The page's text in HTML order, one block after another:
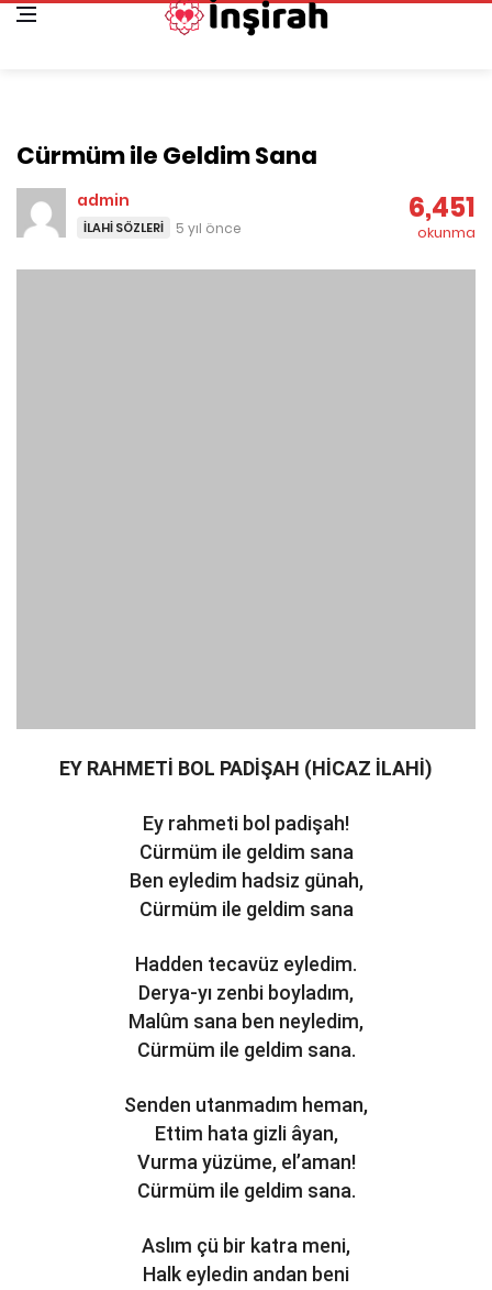
Cürmüm ile Geldim Sana
admin
İLAHI SÖZLERI 5 yıl önce
6,451
okunma
EY RAHMETİ BOL PADİŞAH (HİCAZ İLAHİ)
Ey rahmeti bol padişah!
Cürmüm ile geldim sana
Ben eyledim hadsiz günah,
Cürmüm ile geldim sana
Hadden tecavüz eyledim.
Derya-yı zenbi boyladım,
Malûm sana ben neyledim,
Cürmüm ile geldim sana.
Senden utanmadım heman,
Ettim hata gizli âyan,
Vurma yüzüme, el’aman!
Cürmüm ile geldim sana.
Aslım çü bir katra meni,
Halk eyledin andan beni